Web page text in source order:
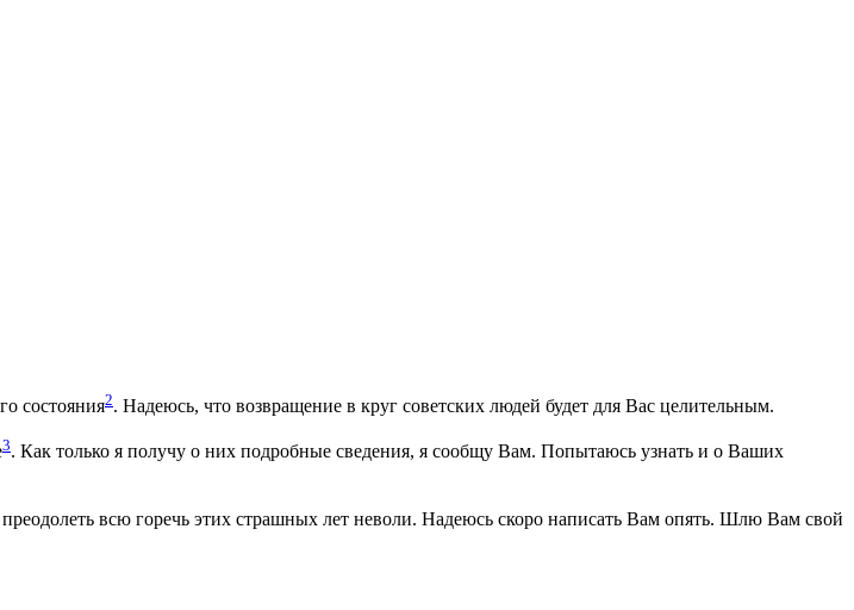
состояния2. Надеюсь, что возвращение в круг советских людей будет для Вас целительным.
3. Как только я получу о них подробные сведения, я сообщу Вам. Попытаюсь узнать и о Ваших
всю горечь этих страшных лет неволи. Надеюсь скоро написать Вам опять. Шлю Вам свой